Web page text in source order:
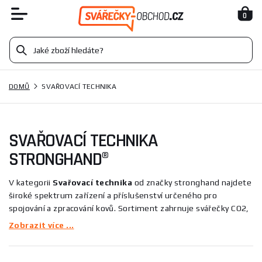
0
DOMŮ SVAŘOVACÍ TECHNIKA
SVAŘOVACÍ TECHNIKA
STRONGHAND®
V kategorii Svařovací technika od značky stronghand najdete
široké spektrum zařízení a příslušenství určeného pro
spojování a zpracování kovů. Sortiment zahrnuje svářečky CO2,
laserové a TIG svářečky, zemnící svěrky i magnetické upínací
zajištění obrobků během svařování. Typické produkty jako
Zobrazit více ...